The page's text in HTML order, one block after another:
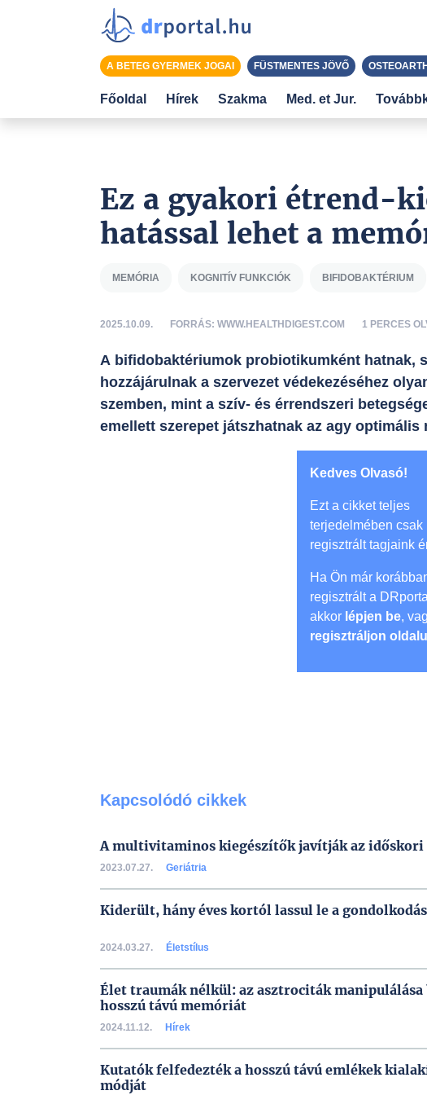
Ez a gyakori étrend-
hatással lehet a
MEMÓRIA KOGNITÍV FUNKCIÓK BIFIDOBAKTÉRIUM
2025.10.09. FORRÁS: WWW.HEALTHDIGEST.COM 1 PERCES
A bifidobaktériumok probiotikumként hatnak,
hozzájárulnak a szervezet védekezéséhez
szemben, mint a szív- és érrendszeri
emellett szerepet játszhatnak az agy
Kedves Olvasó!
Ezt a cikket teljes
terjedelmében csak
regisztrált tagjaink
Ha Ön már
regisztrált a
akkor lépjen be,
regisztráljon
Kapcsolódó cikkek
A multivitaminos kiegészítők javítják az
2023.07.27. Geriátria
Kiderült, hány éves kortól lassul le a gondolkodás
2024.03.27. Életstílus
Élet traumák nélkül: az asztrociták manipulálása
hosszú távú memóriát
2024.11.12. Hírek
Kutatók felfedezték a hosszú távú emlékek
módját
A BETEG GYERMEK JOGAI FÜSTMENTES JÖVŐ
Főoldal Hírek Szakma Med. et Jur.